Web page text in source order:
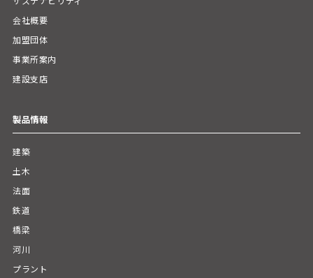
会社概要
加盟団体
事業所案内
建設支店
製品情報
建築
土木
法面
鉄道
橋梁
河川
プラント